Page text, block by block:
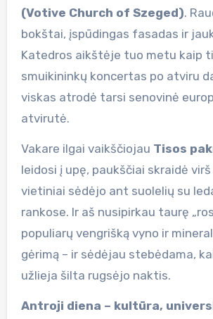
(Votive Church of Szeged).
bokštai, įspūdingas fasadas ir
Katedros aikštėje tuo metu kaip
smuikininkų koncertas po atviru
viskas atrodė tarsi senovinė
atvirutė.
Vakare ilgai vaikščiojau Tisos
leidosi į upę, paukščiai skraidė
vietiniai sėdėjo ant suolelių su
rankose. Ir aš nusipirkau taurę
populiarų vengrišką vyno ir
gėrimą – ir sėdėjau stebėdama,
užlieja šilta rugsėjo naktis.
Antroji diena – kultūra,